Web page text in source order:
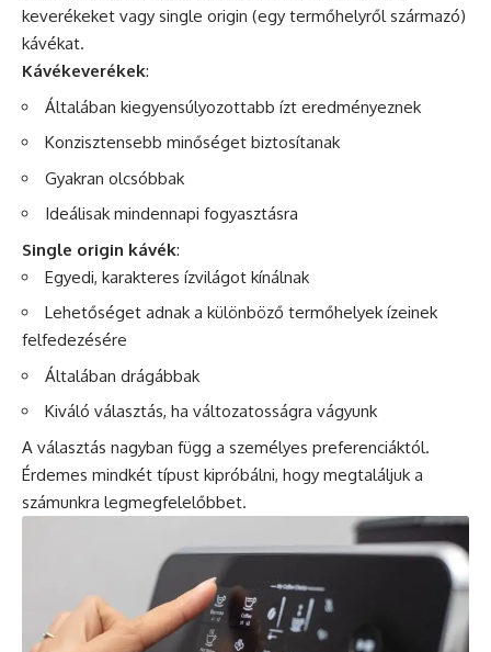
keverékeket vagy single origin (egy termőhelyről származó)
kávékat.
Kávékeverékek:
Általában kiegyensúlyozottabb ízt eredményeznek
Konzisztensebb minőséget biztosítanak
Gyakran olcsóbbak
Ideálisak mindennapi fogyasztásra
Single origin kávék:
Egyedi, karakteres ízvilágot kínálnak
Lehetőséget adnak a különböző termőhelyek ízeinek
felfedezésére
Általában drágábbak
Kiváló választás, ha változatosságra vágyunk
A választás nagyban függ a személyes preferenciáktól.
Érdemes mindkét típust kipróbálni, hogy megtaláljuk a
számunkra legmegfelelőbbet.